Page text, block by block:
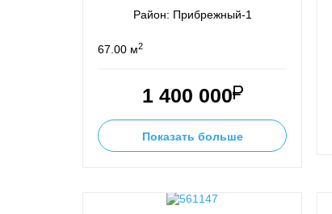
Район: Прибрежный-1
67.00 м2
1 400 000
Показать больше